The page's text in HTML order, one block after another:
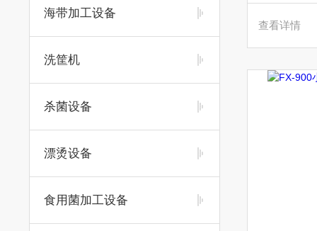
海带加工设备
洗筐机
杀菌设备
漂烫设备
食用菌加工设备
查看详情